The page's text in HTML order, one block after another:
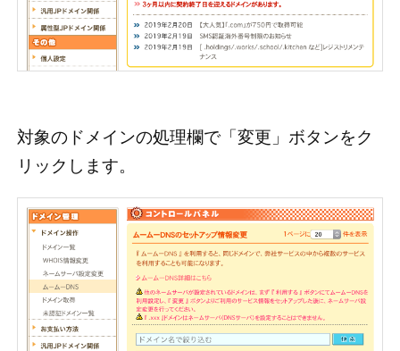
対象のドメインの処理欄で「変更」ボタンをク
リックします。